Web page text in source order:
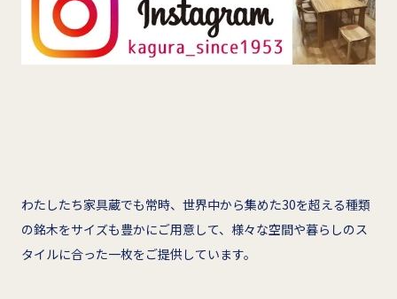
わたしたち家具蔵でも常時、世界中から集めた30を超える種類
の銘木をサイズも豊かにご用意して、様々な空間や暮らしのス
タイルに合った一枚をご提供しています。